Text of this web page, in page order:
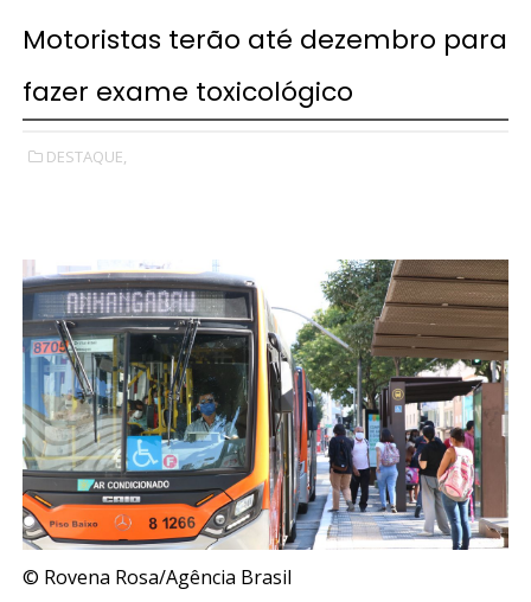
Motoristas terão até dezembro para
fazer exame toxicológico
DESTAQUE,
© Rovena Rosa/Agência Brasil